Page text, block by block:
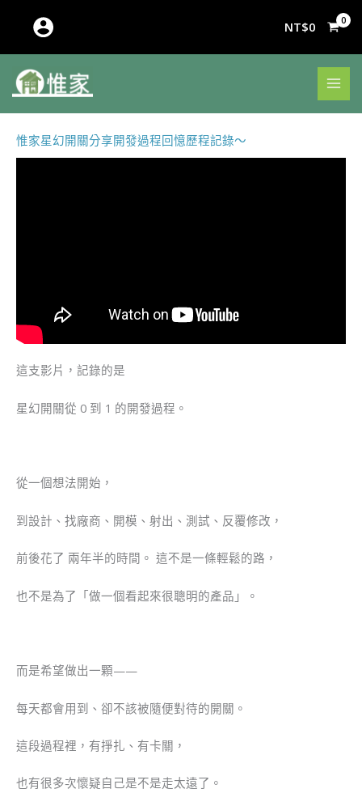
NT$0
惟家星幻開關分享開發過程回憶歷程記錄～
這支影片，記錄的是
星幻開關從 0 到 1 的開發過程。
從一個想法開始，
到設計、找廠商、開模、射出、測試、反覆修改，
前後花了 兩年半的時間。 這不是一條輕鬆的路，
也不是為了「做一個看起來很聰明的產品」。
而是希望做出一顆——
每天都會用到、卻不該被隨便對待的開關。
這段過程裡，有掙扎、有卡關，
也有很多次懷疑自己是不是走太遠了。